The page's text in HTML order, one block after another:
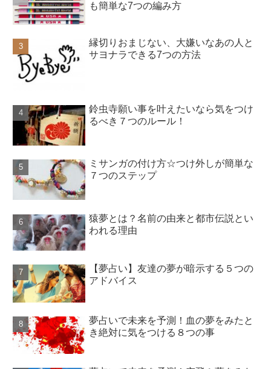
も簡単な7つの編み方
縁切りおまじない、大嫌いなあの人と
サヨナラできる7つの方法
鈴虫寺願い事を叶えたいなら気をつけ
るべき７つのルール！
ミサンガの付け方☆つけ外しが簡単な
７つのステップ
猿夢とは？名前の由来と都市伝説とい
われる理由
【夢占い】友達の夢が暗示する５つの
アドバイス
夢占いで未来を予測！血の夢をみたと
き絶対に気をつける８つの事